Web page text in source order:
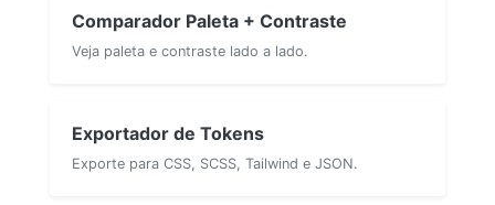
Comparador Paleta + Contraste
Veja paleta e contraste lado a lado.
Exportador de Tokens
Exporte para CSS, SCSS, Tailwind e JSON.